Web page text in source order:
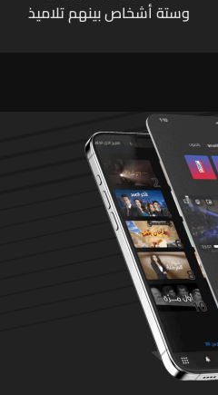
وستة أشخاص بينهم تلاميذ